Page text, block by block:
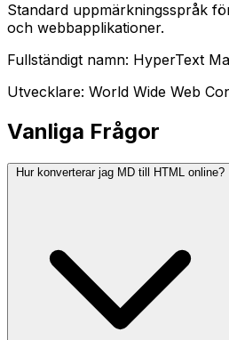
Standard uppmärkningsspråk
och webbapplikationer.
Fullständigt namn: HyperText
Utvecklare: World Wide Web
Vanliga Frågor
Hur konverterar jag MD till HTML online?